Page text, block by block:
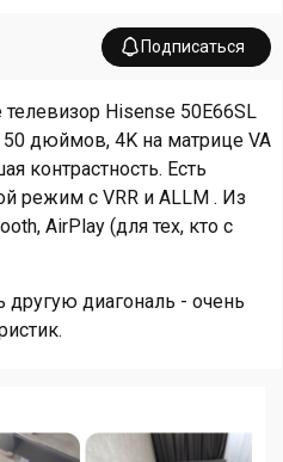
Подписаться
Hisense 50E66SL
50 дюймов, 4K на матрице VA
контрастность. Есть
режим с VRR и ALLM . Из
AirPlay (для тех, кто с
диагональ - очень